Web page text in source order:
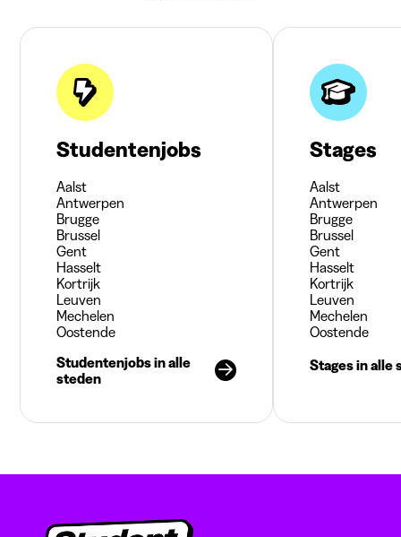
Studentenjobs
Aalst
Antwerpen
Brugge
Brussel
Gent
Hasselt
Kortrijk
Leuven
Mechelen
Oostende
Studentenjobs in alle
steden
Stages
Aalst
Antwerpen
Brugge
Brussel
Gent
Hasselt
Kortrijk
Leuven
Mechelen
Oostende
Stages in alle